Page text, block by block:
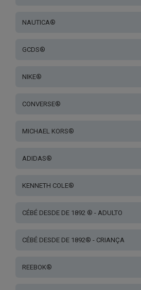
NAUTICA®
GCDS®
NIKE®
CONVERSE®
MICHAEL KORS®
ADIDAS®
KENNETH COLE®
CÉBÉ DESDE DE 1892 ® - ADULTO
CÉBÉ DESDE DE 1892® - CRIANÇA
REEBOK®